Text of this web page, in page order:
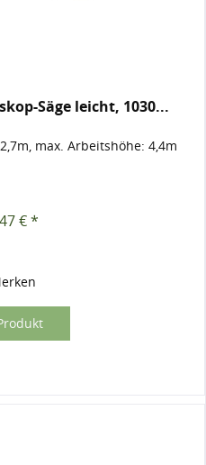
Säge leicht, 1030...
max. Arbeitshöhe: 4,4m
€ *